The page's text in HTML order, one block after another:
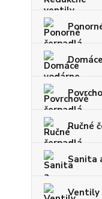
Ručné
Sanita
Ventily